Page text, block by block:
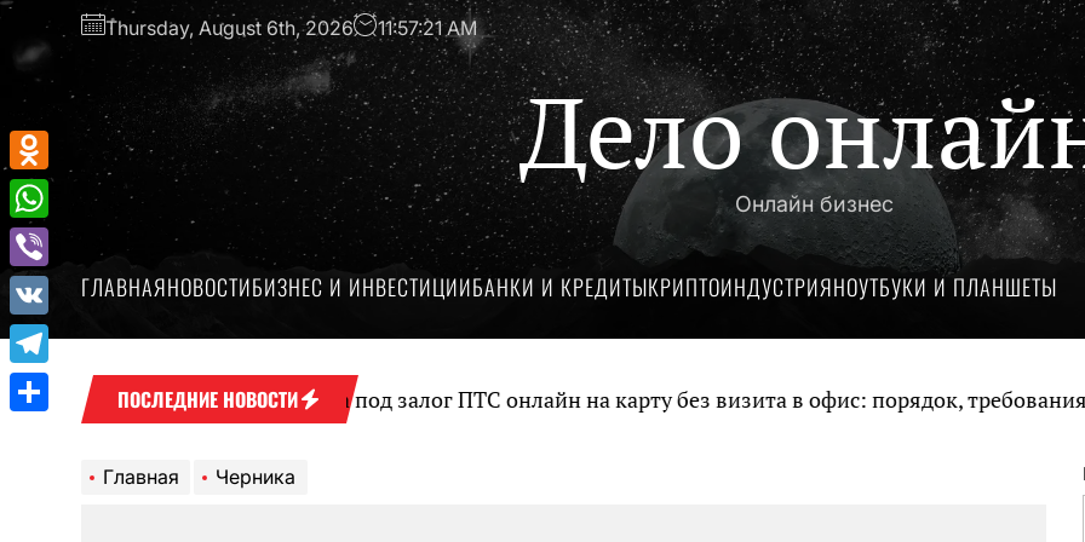
Перейти
содержимому
Thursday, August 6th, 2026 11:57:21 AM
Дело
Онлайн бизнес
ГЛАВНАЯНОВОСТИБИЗНЕС И ИНВЕСТИЦИИБАНКИ И КРЕДИТЫКРИПТОИНДУСТРИЯНОУТБУКИ И ПЛАНШЕТЫ
ПОСЛЕДНИЕ НОВОСТИ
Оформление займа под залог ПТС онлайн на карту без визита в офис: порядок, требования и
Главная Черника
Odnoklassniki
WhatsApp
Viber
VK
Telegram
Отправить